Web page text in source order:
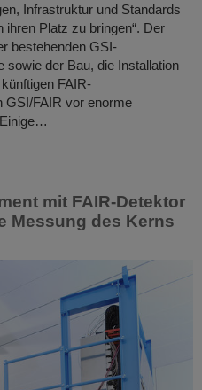
Infrastruktur und Standards
Platz zu bringen“. Der
bestehenden GSI-
sowie der Bau, die Installation
FAIR-
GSI/FAIR vor enorme
mit FAIR-Detektor
Messung des Kerns